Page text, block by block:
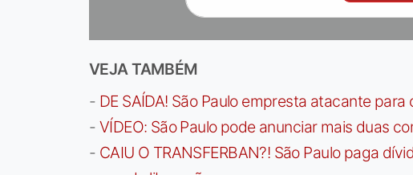
VEJA TAMBÉM
- DE SAÍDA! São Paulo empresta atacante para
- VÍDEO: São Paulo pode anunciar mais duas
- CAIU O TRANSFERBAN?! São Paulo paga